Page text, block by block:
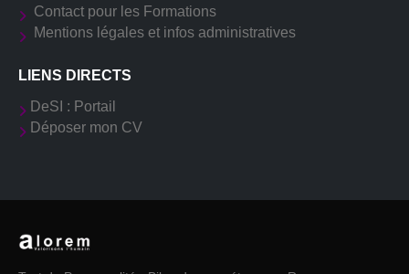
Contact pour les Formations
Mentions légales et infos administratives
LIENS DIRECTS
DeSI : Portail
Déposer mon CV